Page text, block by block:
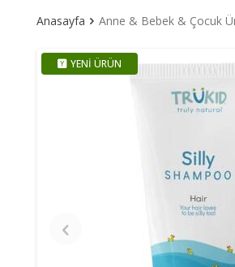
Anasayfa Anne & Bebek & Çocuk
YENI ÜRÜN